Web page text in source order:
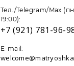
Тел./Telegram/Max
19:00):
+7 (921) 781-96-
E-mail: